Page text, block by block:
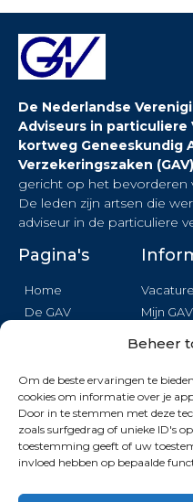
Beheer
Om de beste ervaringen te
cookies om informatie over je
Door in te stemmen met deze
zoals surfgedrag of unieke ID's
toestemming geeft of uw
invloed hebben op bepaalde
De Nederlandse
Adviseurs in particuliere
kortweg Geneeskundig
Verzekeringszaken (GAV)
gericht op het bevorderen
De leden zijn artsen die
adviseur in de particuliere
Pagina's
Home
De GAV
Opleiding
Kwaliteit
Wetenshap
Mijn GAV